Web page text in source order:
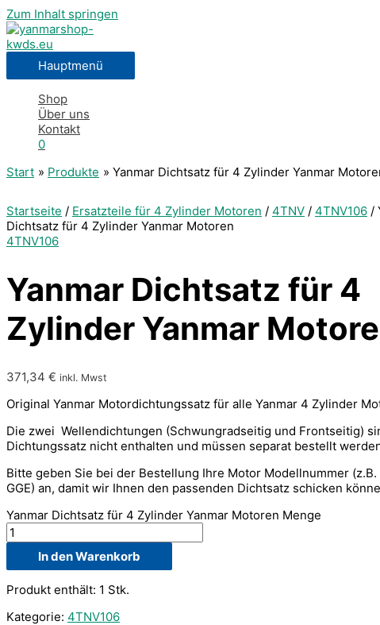
Zum Inhalt springen
Hauptmenü
Shop
Über uns
Kontakt
0
Start
Produkte Yanmar Dichtsatz für 4 Zylinder Yanmar
Startseite / Ersatzteile für 4 Zylinder Motoren / 4TNV / 4TNV106 /
Dichtsatz für 4 Zylinder Yanmar Motoren
4TNV106
Yanmar Dichtsatz für 4
Zylinder Yanmar
371,34 € inkl. Mwst
Original Yanmar Motordichtungssatz für alle Yanmar 4 Zylinder
Die zwei Wellendichtungen (Schwungradseitig und Frontseitig)
Dichtungssatz nicht enthalten und müssen separat bestellt
Bitte geben Sie bei der Bestellung Ihre Motor Modellnummer (z.B.
GGE) an, damit wir Ihnen den passenden Dichtsatz schicken
Yanmar Dichtsatz für 4 Zylinder Yanmar Motoren Menge
In den Warenkorb
Produkt enthält: 1 Stk.
Kategorie: 4TNV106